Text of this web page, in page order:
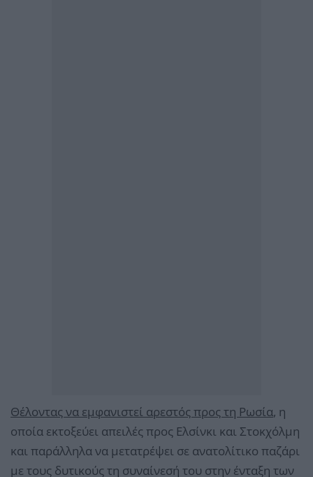
Θέλοντας να εμφανιστεί αρεστός προς τη Ρωσία, η
οποία εκτοξεύει απειλές προς Ελσίνκι και Στοκχόλμη
και παράλληλα να μετατρέψει σε ανατολίτικο παζάρι
με τους δυτικούς τη συναίνεσή του στην ένταξη των